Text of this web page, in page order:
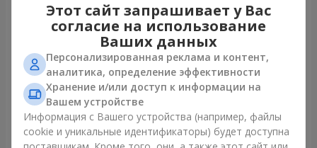
Фонтан шаров "Arcobaleno"
Заказать
Фонтан шаров "Aloha"
Заказать
Этот сайт запрашивает у Вас
согласие на использование
Ваших данных
Персонализированная реклама и контент,
аналитика, определение эффективности
Хранение и/или доступ к информации на
Вашем устройстве
Информация с Вашего устройства (например, файлы
cookie и уникальные идентификаторы) будет доступна